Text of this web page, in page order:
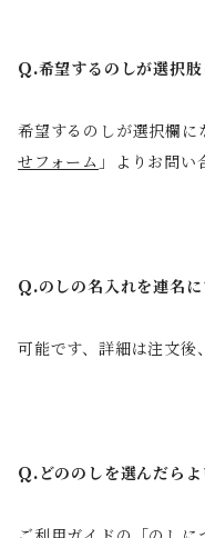
Q.希望するのしが選択肢
希望するのしが選択欄
せフォーム 」よりお問い
Q.のしの名入れを連名
可能です、詳細は注文後
Q.どののしを選んだらよ